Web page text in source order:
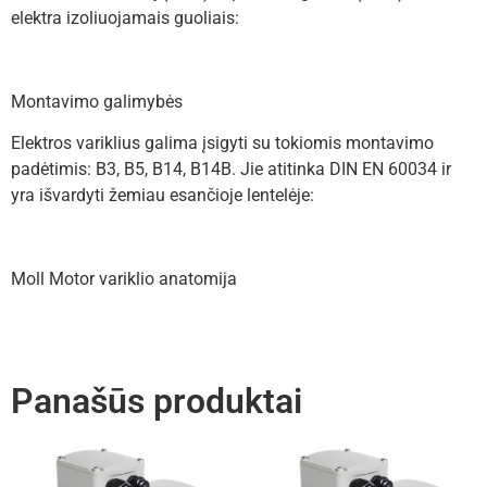
elektra izoliuojamais guoliais:
Montavimo galimybės
Elektros variklius galima įsigyti su tokiomis montavimo
padėtimis: B3, B5, B14, B14B. Jie atitinka DIN EN 60034 ir
yra išvardyti žemiau esančioje lentelėje:
Moll Motor variklio anatomija
Panašūs produktai